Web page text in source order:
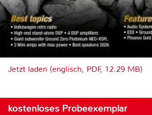
Jetzt laden (englisch, PDF, 12.29 MB)
kostenloses Probeexemplar